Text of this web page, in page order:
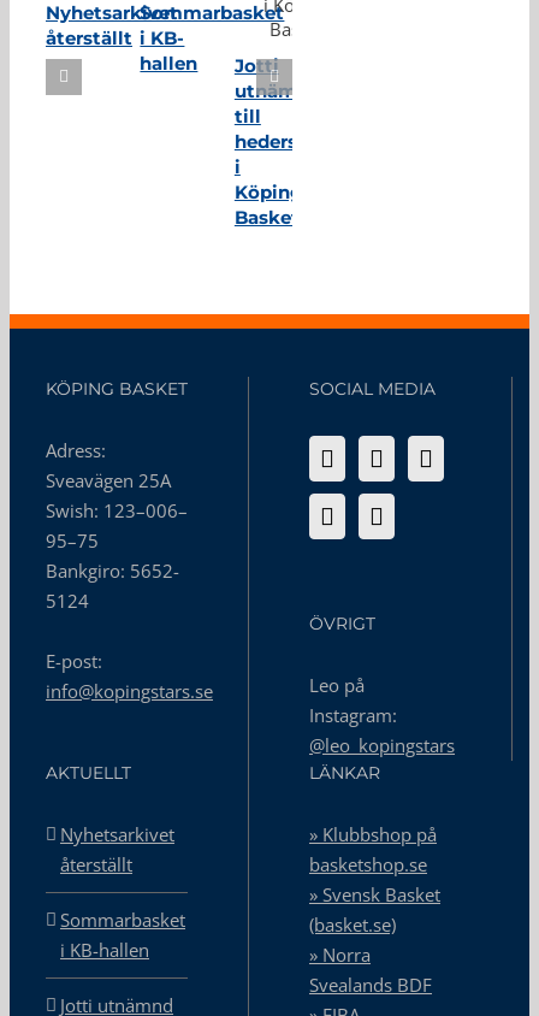
Nyhetsarkivet
återställt
Sommarbasket
i KB-
hallen
Jotti
utnämnd
till
hedersmedlem
i
Köping
Basket
KÖPING BASKET
Adress:
Sveavägen 25A
Swish: 123–006–
95–75
Bankgiro: 5652-
5124
E-post:
info@kopingstars.se
SOCIAL MEDIA
ÖVRIGT
Leo på
Instagram:
@leo_kopingstars
AKTUELLT
Nyhetsarkivet
återställt
Sommarbasket
i KB-hallen
Jotti utnämnd
LÄNKAR
» Klubbshop på
basketshop.se
» Svensk Basket
(basket.se)
» Norra
Svealands BDF